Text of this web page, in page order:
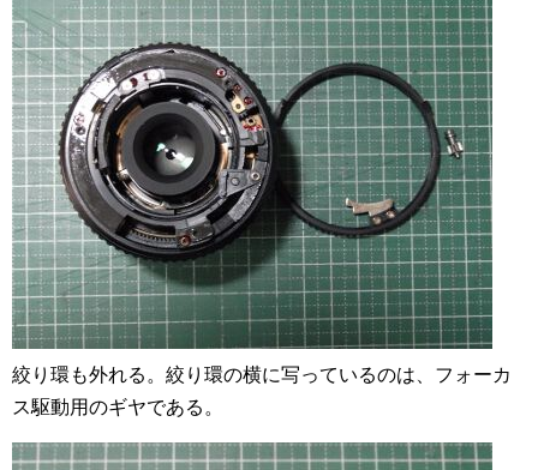
絞り環も外れる。絞り環の横に写っているのは、フォーカ
ス駆動用のギヤである。